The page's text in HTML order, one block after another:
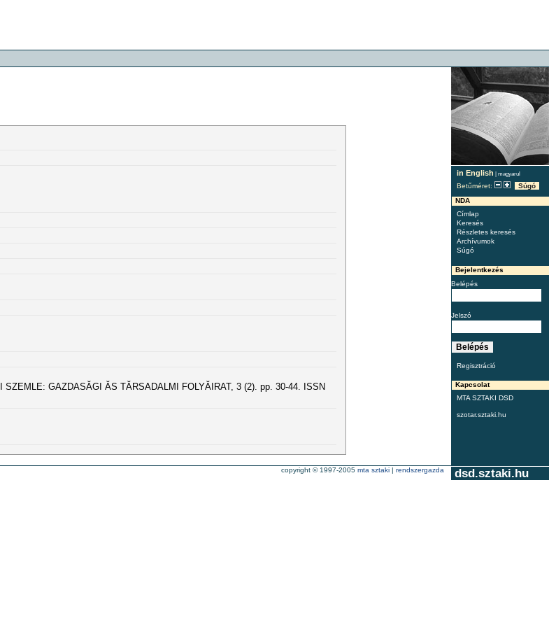
in English | magyarul
Betűméret:
Súgó
NDA
Címlap
Keresés
Részletes keresés
Archívumok
Súgó
Bejelentkezés
Belépés
Jelszó
Regisztráció
Kapcsolat
MTA SZTAKI DSD
szotar.sztaki.hu
GAZDASĂGI ĂS TĂRSADALMI FOLYĂIRAT, 3 (2). pp. 30-44. ISSN
dsd.sztaki.hu
copyright © 1997-2005 mta sztaki | rendszergazda